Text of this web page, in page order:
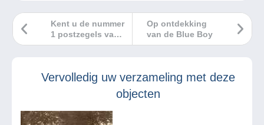
Op ontdekking
van de Blue Boy
Kent u de nummer
1 postzegels van
deze 10 landen?
Vervolledig uw verzameling met deze
objecten